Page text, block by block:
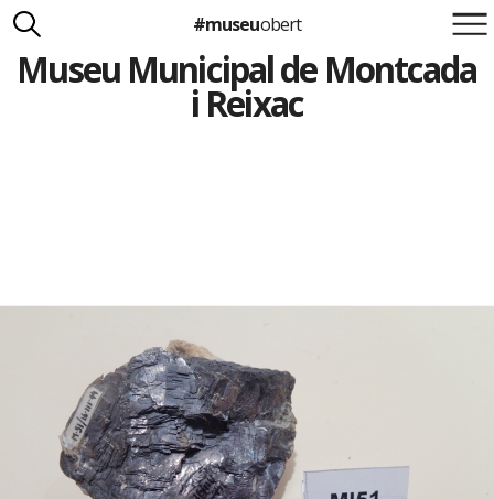
Suma't a la iniciativa
Carlota Royo
#museuobert
Museu Municipal de Montcada
i Reixac